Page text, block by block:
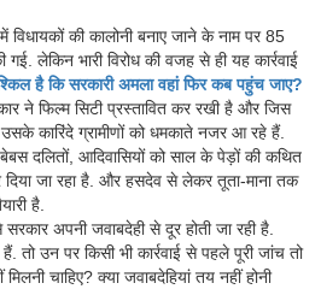
विधायकों की कालोनी बनाए जाने के नाम पर 85
लेकिन भारी विरोध की वजह से ही यह कार्रवाई
है कि सरकारी अमला वहां फिर कब पहुंच जाए?
ने फिल्म सिटी प्रस्तावित कर रखी है और जिस
कारिंदे ग्रामीणों को धमकाते नजर आ रहे हैं.
दलितों, आदिवासियों को साल के पेड़ों की कथित
जा रहा है. और हसदेव से लेकर तूता-माना तक
है.
अपनी जवाबदेही से दूर होती जा रही है.
उन पर किसी भी कार्रवाई से पहले पूरी जांच तो
चाहिए? क्या जवाबदेहियां तय नहीं होनी